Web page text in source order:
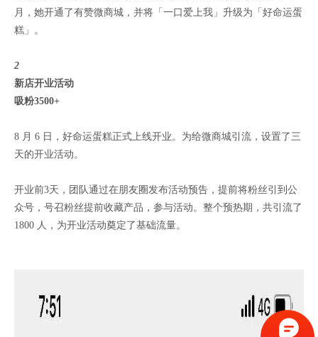
月，她开通了有赞微商城，并将「一口爱上我」升级为「好命运蛋
糕」。
2
新店开业活动
吸粉3500+
8 月 6 日，好命运蛋糕正式上线开业。为给微商城引流，设置了三
天的开业活动。
开业前3天，团队通过在朋友圈发布活动预告，提前将粉丝引到公
众号，号召粉丝提前收藏产品，参与活动。整个预热期，共引流了
1800 人，为开业活动奠定了基础流量。